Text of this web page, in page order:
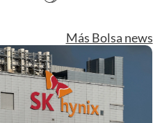
Más Bolsa news